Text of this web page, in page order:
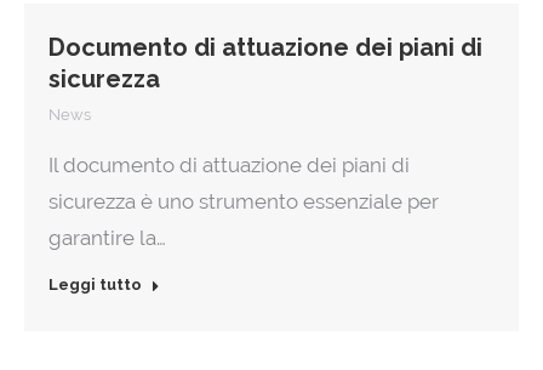
Documento di attuazione dei piani di
sicurezza
News
Il documento di attuazione dei piani di
sicurezza è uno strumento essenziale per
garantire la…
Leggi tutto